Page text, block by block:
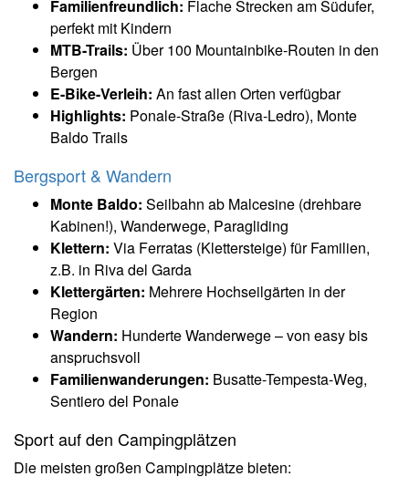
Familienfreundlich: Flache Strecken am Südufer,
perfekt mit Kindern
MTB-Trails: Über 100 Mountainbike-Routen in den
Bergen
E-Bike-Verleih: An fast allen Orten verfügbar
Highlights: Ponale-Straße (Riva-Ledro), Monte
Baldo Trails
Bergsport & Wandern
Monte Baldo: Seilbahn ab Malcesine (drehbare
Kabinen!), Wanderwege, Paragliding
Klettern: Via Ferratas (Klettersteige) für Familien,
z.B. in Riva del Garda
Klettergärten: Mehrere Hochseilgärten in der
Region
Wandern: Hunderte Wanderwege – von easy bis
anspruchsvoll
Familienwanderungen: Busatte-Tempesta-Weg,
Sentiero del Ponale
Sport auf den Campingplätzen
Die meisten großen Campingplätze bieten: